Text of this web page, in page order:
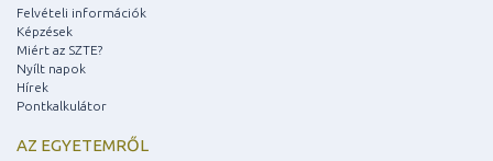
Felvételi információk
Képzések
Miért az SZTE?
Nyílt napok
Hírek
Pontkalkulátor
AZ EGYETEMRŐL